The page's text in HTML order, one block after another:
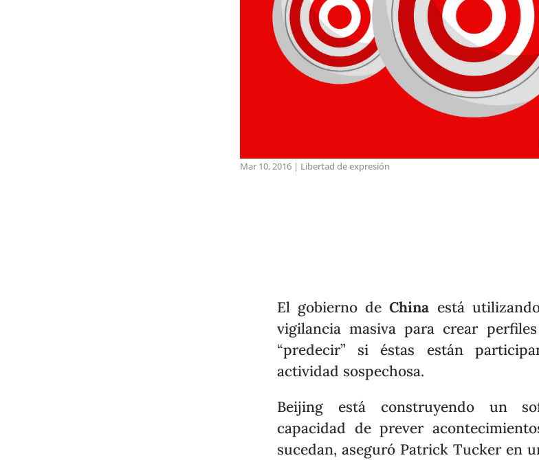
Mar 10, 2016 | Libertad de expresión
El gobierno deChina está
vigilancia masiva para crear
“predecir” si éstas están
actividad sospechosa.
Beijing está construyendo un
capacidad de prever
sucedan, aseguró Patrick Tucker en